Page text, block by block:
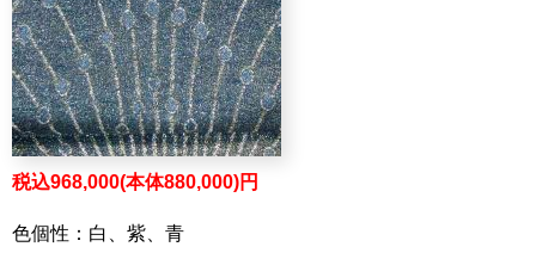
税込968,000(本体880,000)円
色個性：白、紫、青